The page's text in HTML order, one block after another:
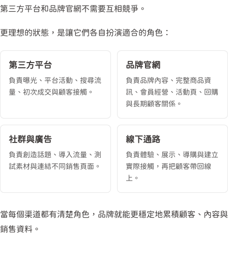
第三方平台和品牌官網不需要互相競爭。
更理想的狀態，是讓它們各自扮演適合的角色：
第三方平台
負責曝光、平台活動、搜尋流
量、初次成交與顧客接觸。
品牌官網
負責品牌內容、完整商品資
訊、會員經營、活動頁、回購
與長期顧客關係。
社群與廣告
負責創造話題、導入流量、測
試素材與連結不同銷售頁面。
線下通路
負責體驗、展示、導購與建立
實際接觸，再把顧客帶回線
上。
當每個渠道都有清楚角色，品牌就能更穩定地累積顧客、內容與
銷售資料。